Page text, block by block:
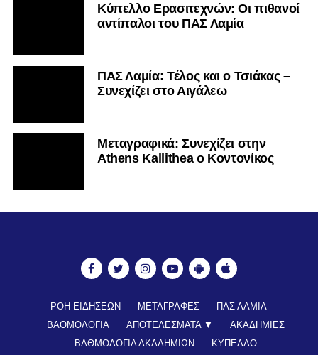
Κύπελλο Ερασιτεχνών: Οι πιθανοί
αντίπαλοι του ΠΑΣ Λαμία
ΠΑΣ Λαμία: Τέλος και ο Τσιάκας –
Συνεχίζει στο Αιγάλεω
Mεταγραφικά: Συνεχίζει στην
Athens Kallithea ο Κοντονίκος
ΡΟΗ ΕΙΔΗΣΕΩΝ ΜΕΤΑΓΡΑΦΕΣ
ΠΑΣ ΛΑΜΙΑ
ΒΑΘΜΟΛΟΓΙΑ
ΑΠΟΤΕΛΕΣΜΑΤΑ ▼
ΑΚΑΔΗΜΙΕΣ
ΒΑΘΜΟΛΟΓΙΑ ΑΚΑΔΗΜΙΩΝ
ΚΥΠΕΛΛΟ